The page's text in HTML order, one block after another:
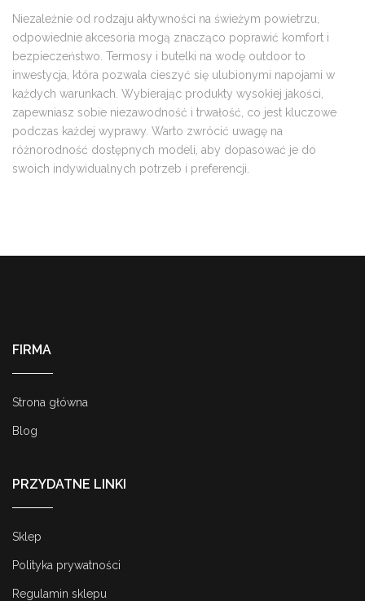
Niezależnie od rodzaju aktywności na świeżym powietrzu,
odpowiednie akcesoria mogą znacząco poprawić komfort i
bezpieczeństwo. Termosy i butelki na wodę outdoor to
inwestycja, która pozwala cieszyć się ulubionymi napojami w
każdych warunkach. Wybierając produkty wysokiej jakości,
zapewniasz sobie niezawodność i trwałość, co jest kluczowe
podczas każdej wyprawy. Warto zwrócić uwagę na
różnorodność dostępnych modeli, aby dopasować je do
swoich indywidualnych potrzeb i preferencji.
FIRMA
Strona główna
Blog
PRZYDATNE LINKI
Sklep
Polityka prywatności
Regulamin sklepu